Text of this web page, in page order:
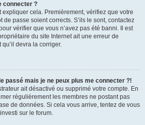
connecter ?
cela. Premièrement, vérifiez que votre
de passe soient corrects. S’ils le sont, contactez
vérifier que vous n’avez pas été banni. Il est
du site Internet ait une erreur de
devra la corriger.
passé mais je ne peux plus me connecter ?!
ait désactivé ou supprimé votre compte. En
régulièrement les membres ne postant pas
de données. Si cela vous arrive, tentez de vous
sur le forum.